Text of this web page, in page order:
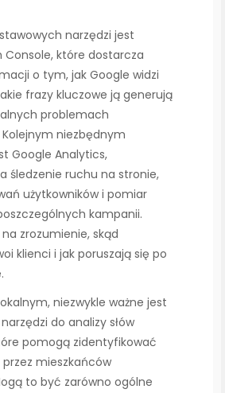
narzędzi jest
Console, które dostarcza
o tym, jak Google widzi
frazy kluczowe ją generują
problemach
niezbędnym
Google Analytics,
śledzenie ruchu na stronie,
użytkowników i pomiar
kampanii.
zrozumienie, skąd
klienci i jak poruszają się po
niezwykle ważne jest
do analizy słów
pomogą zidentyfikować
mieszkańców
to być zarówno ogólne